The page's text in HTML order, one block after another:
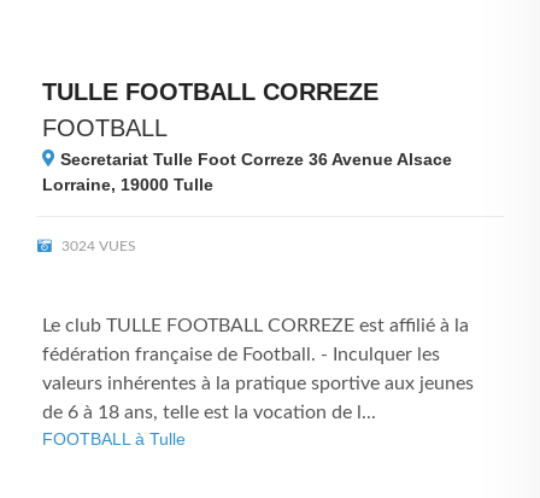
TULLE FOOTBALL CORREZE
FOOTBALL
Secretariat Tulle Foot Correze 36 Avenue Alsace
Lorraine, 19000 Tulle
3024 VUES
Le club TULLE FOOTBALL CORREZE est affilié à la
fédération française de Football. - Inculquer les
valeurs inhérentes à la pratique sportive aux jeunes
de 6 à 18 ans, telle est la vocation de l...
FOOTBALL à Tulle